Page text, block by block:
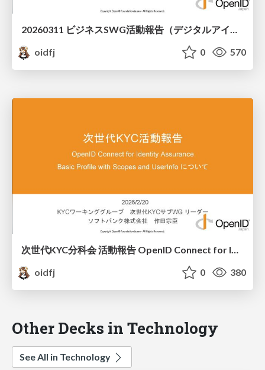
20260311 ビジネスSWG活動報告（デジタルアイデンティティ人材育成推進WG Ph2 活動報告会）
oidfj
0 570
次世代KYC分科会 活動報告 OpenID Connect for Identity Assurance Basic Profile with Scopes and Userinfoについて
oidfj
0 380
Other Decks in Technology
See All in Technology